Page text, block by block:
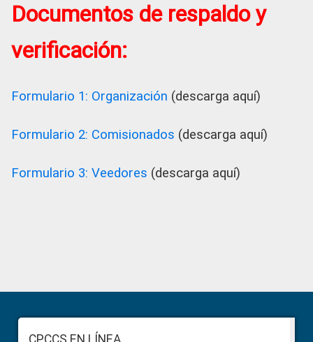
Documentos de respaldo y
verificación:
Formulario 1: Organización (descarga aquí)
Formulario 2: Comisionados (descarga aquí)
Formulario 3: Veedores (descarga aquí)
Sidebar
Footer